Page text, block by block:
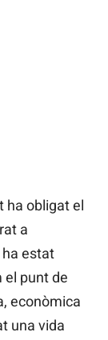
ha obligat el
a
ha estat
el punt de
econòmica
una vida